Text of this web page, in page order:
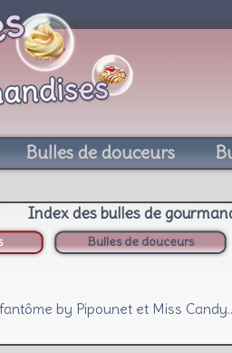
Bulles de douceurs
Index des bulles de
Bulles de douceurs
by Pipounet et Miss